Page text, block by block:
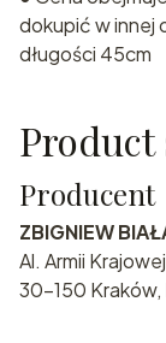
dokupić w innej
długości 45cm
Product
Producent
ZBIGNIEW
Al. Armii Krajowej
30-150 Kraków,